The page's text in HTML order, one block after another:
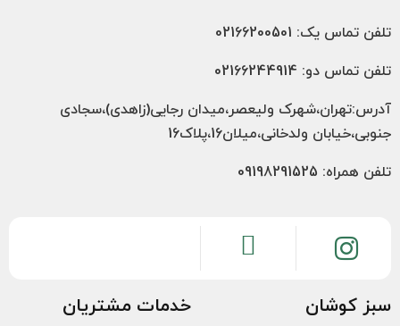
تلفن تماس یک: 02166200501
تلفن تماس دو: 02166244914
آدرس:تهران،شهرک ولیعصر،میدان رجایی(زاهدی)،سجادی
جنوبی،خیابان ولدخانی،میلان16،پلاک16
تلفن همراه: 09198291525
سبز کوشان خدمات مشتریان